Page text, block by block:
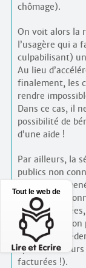
chômage).
On voit alors la
l’usagère qui
culpabilisant)
Au lieu
finalement, les
rendre
Dans ce cas, il
possibilité de
d’une aide !
Par ailleurs, la
publics non
de terrain
données
vols de
risques que
publics
opérations
facturées !).
Tout le web de